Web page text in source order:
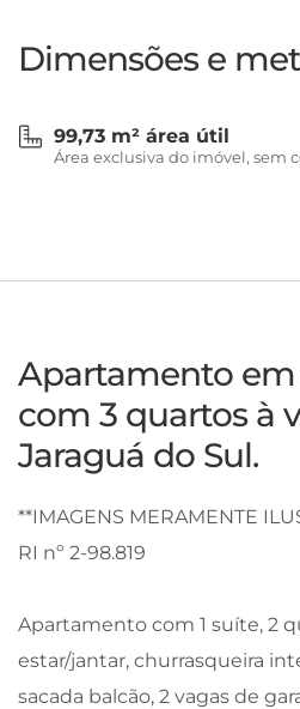
Dimensões e
99,73 m² área útil
Área exclusiva do imóvel, sem
Apartamento
com 3 quartos à
Jaraguá do Sul.
**IMAGENS MERAMENTE
RI nº 2-98.819
Apartamento com 1 suíte, 2
estar/jantar, churrasqueira
sacada balcão, 2 vagas de